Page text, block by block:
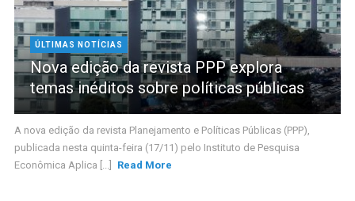
ÚLTIMAS NOTÍCIAS
Nova edição da revista PPP explora
temas inéditos sobre políticas públicas
A nova edição da revista Planejamento e Políticas Públicas (PPP),
publicada nesta quinta-feira (17/11) pelo Instituto de Pesquisa
Econômica Aplica [...]
Read More